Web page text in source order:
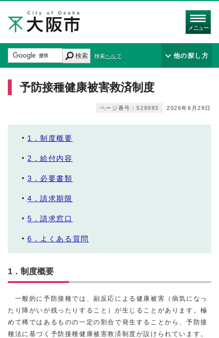
メニュー
検索 検索ヘルプ 他の探し方
予防接種健康被害救済制度
2026年6月29日
ページ番号：528983
1．制度概要
2．給付内容
3．必要書類
4．請求期限
5．請求窓口
6．よくある質問
1．制度概要
一般的に予防接種では、副反応による健康被害（病気になっ
たり障がいが残ったりすること）が生じることがあります。極
めて稀ではあるものの一定の割合で発生することから、予防接
種法に基づく予防接種健康被害救済制度が設けられています。